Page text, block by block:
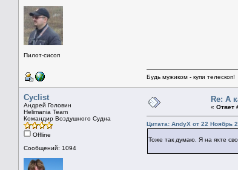
Пилот-сисоп
Будь мужиком - купи телескоп!
Cyclist
Андрей Головин
Helimania Team
Командир Воздушного Судна
Offline
Сообщений: 1094
Re: А
« Ответ
Цитата: AndyX от 22 Ноябрь
Тоже так думаю. Я на яхте